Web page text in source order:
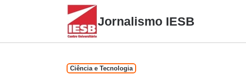
Jornalismo IESB
Ciência e Tecnologia